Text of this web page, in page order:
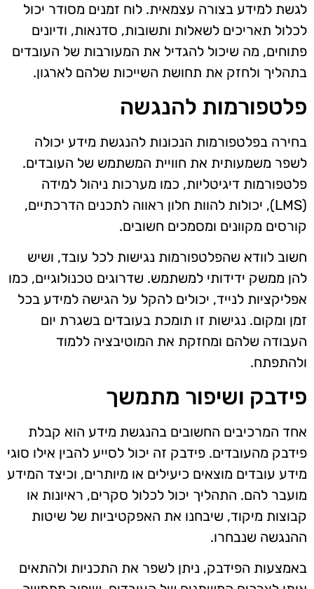
לגשת למידע בצורה עצמאית. לוח זמנים מסודר יכול
לכלול תאריכים לשאלות ותשובות, סדנאות, ודיונים
פתוחים, מה שיכול להגדיל את המעורבות של העובדים
בתהליך ולחזק את תחושת השייכות שלהם לארגון.
פלטפורמות להנגשה
בחירה בפלטפורמות הנכונות להנגשת מידע יכולה
לשפר משמעותית את חוויית המשתמש של העובדים.
פלטפורמות דיגיטליות, כמו מערכות ניהול למידה
(LMS), יכולות להוות חלון ראווה לתכנים הדרכתיים,
קורסים מקוונים ומסמכים חשובים.
חשוב לוודא שהפלטפורמות נגישות לכל עובד, ושיש
להן ממשק ידידותי למשתמש. שדרוגים טכנולוגיים, כמו
אפליקציות לנייד, יכולים להקל על הגישה למידע בכל
זמן ומקום. נגישות זו תומכת בעובדים בשגרת יום
העבודה שלהם ומחזקת את המוטיבציה ללמוד
ולהתפתח.
פידבק ושיפור מתמשך
אחד המרכיבים החשובים בהנגשת מידע הוא קבלת
פידבק מהעובדים. פידבק זה יכול לסייע להבין אילו סוגי
מידע עובדים מוצאים כיעילים או מיותרים, וכיצד המידע
מועבר להם. התהליך יכול לכלול סקרים, ראיונות או
קבוצות מיקוד, שיבחנו את האפקטיביות של שיטות
ההנגשה שנבחרו.
באמצעות הפידבק, ניתן לשפר את התכניות ולהתאים